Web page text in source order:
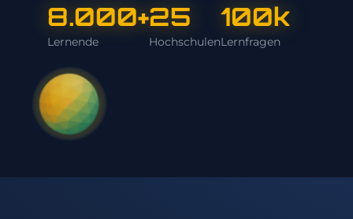
8.000+
Lernende
25
Hochschulen
100k
Lernfragen